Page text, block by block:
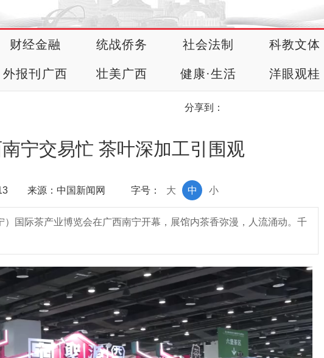
财经金融 统战侨务 社会法制 科教文体
外报刊广西 壮美广西 健康·生活 洋眼观桂
分享到：
宁交易忙 茶叶深加工引围观
来源：中国新闻网 字号： 小
中
大
）国际茶产业博览会在广西南宁开幕，展馆内茶香弥漫，人流涌动。千